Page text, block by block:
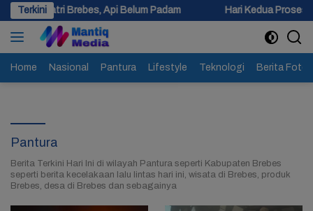
Langsung
ke
konten
TerkiniApi Belum Padam Hari Kedua Proses Pemadaman
Home Nasional Pantura Lifestyle Teknologi Berita Foto
Pantura
Berita Terkini Hari Ini di wilayah Pantura seperti Kabupaten Brebes
seperti berita kecelakaan lalu lintas hari ini, wisata di Brebes, produk
Brebes, desa di Brebes dan sebagainya